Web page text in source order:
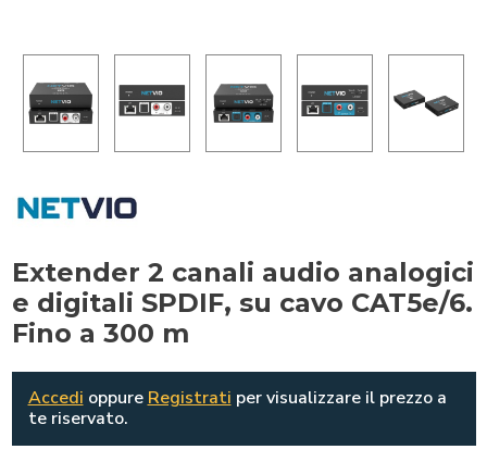
Extender 2 canali audio analogici
e digitali SPDIF, su cavo CAT5e/6.
Fino a 300 m
Accedi oppure Registrati per visualizzare il prezzo a
te riservato.